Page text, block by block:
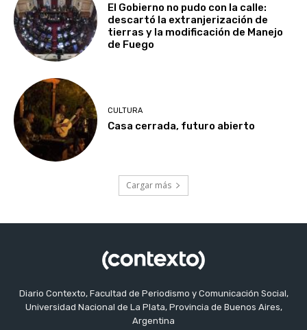
El Gobierno no pudo con la calle:
descartó la extranjerización de
tierras y la modificación de Manejo
de Fuego
CULTURA
Casa cerrada, futuro abierto
Cargar más
Diario Contexto, Facultad de Periodismo y Comunicación Social,
Universidad Nacional de La Plata, Provincia de Buenos Aires,
Argentina